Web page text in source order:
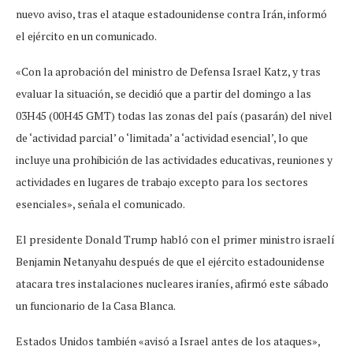
nuevo aviso, tras el ataque estadounidense contra Irán, informó
el ejército en un comunicado.
«Con la aprobación del ministro de Defensa Israel Katz, y tras
evaluar la situación, se decidió que a partir del domingo a las
03H45 (00H45 GMT) todas las zonas del país (pasarán) del nivel
de ‘actividad parcial’ o ‘limitada’ a ‘actividad esencial’, lo que
incluye una prohibición de las actividades educativas, reuniones y
actividades en lugares de trabajo excepto para los sectores
esenciales», señala el comunicado.
El presidente Donald Trump habló con el primer ministro israelí
Benjamin Netanyahu después de que el ejército estadounidense
atacara tres instalaciones nucleares iraníes, afirmó este sábado
un funcionario de la Casa Blanca.
Estados Unidos también «avisó a Israel antes de los ataques»,